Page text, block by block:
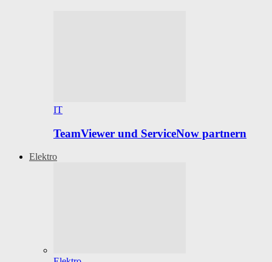
IT
TeamViewer und ServiceNow partnern
Elektro